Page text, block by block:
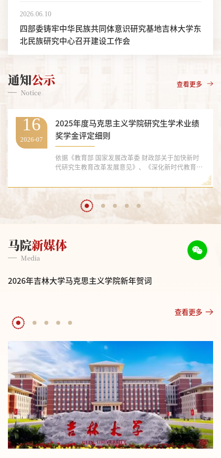
2026.06.10
四部委铸牢中华民族共同体意识研究基地吉林大学东
北民族研究中心召开建设工作会
通知公示
Notice
查看更多
16
2026-07
2025年度马克思主义学院研究生学术业绩
奖学金评定细则
依据《教育部 国家发展改革委 财政部关于加快新时
代研究生教育改革发展意见》、《深化新时代教育评
生学术业绩奖学金评定办法（试行）》，结合学院实
际情况，制定本评定细则。一、工作目标和工作原则
1. 研究生学术业绩奖学金旨在奖励在学术业绩方面表
现突出的研究生。本细则所指学术业绩指已经正式发
表或授权的具有创新性的研究成果，主要包括学术期
马院新媒体
Media
2026年吉林大学马克思主义学院新年贺词
查看更多